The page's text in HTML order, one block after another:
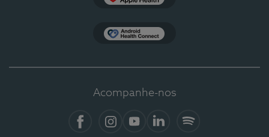
Acompanhe-nos